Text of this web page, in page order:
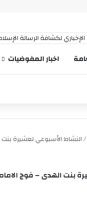
اخبار المفوضيات
/النشاط الأسبوعي لعشيرة
بنت الهدى – فوج